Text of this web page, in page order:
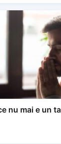
nu mai e un